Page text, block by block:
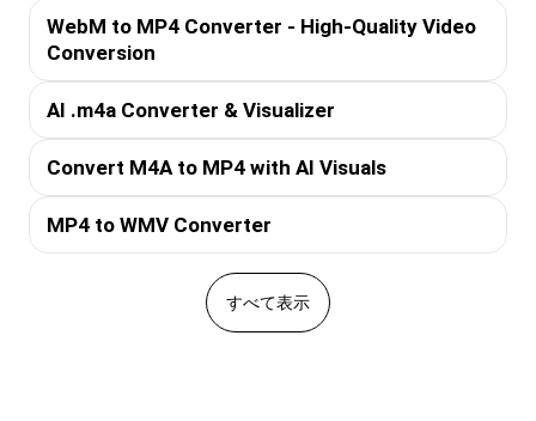
WebM to MP4 Converter - High-Quality Video
Conversion
AI .m4a Converter & Visualizer
Convert M4A to MP4 with AI Visuals
MP4 to WMV Converter
すべて表示